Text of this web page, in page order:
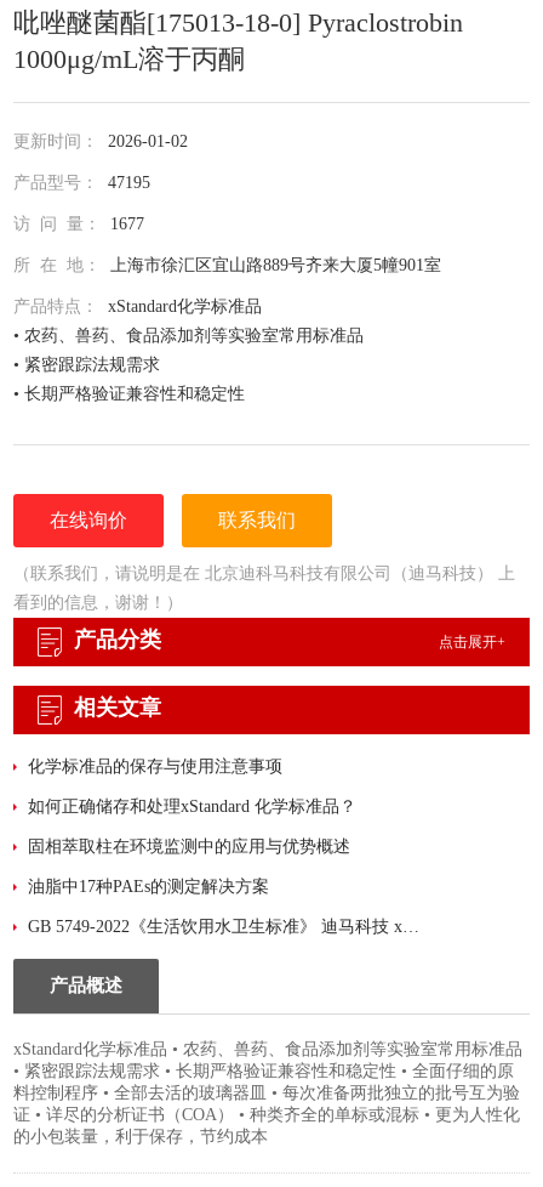
吡唑醚菌酯[175013-18-0] Pyraclostrobin
1000μg/mL溶于丙酮
更新时间：2026-01-02
产品型号：47195
访 问 量： 1677
所 在 地：上海市徐汇区宜山路889号齐来大厦5幢901室
产品特点：xStandard化学标准品
• 农药、兽药、食品添加剂等实验室常用标准品
• 紧密跟踪法规需求
• 长期严格验证兼容性和稳定性
• 详尽的分析证书（COA）
• 更为人性化的小包装量，利于保存，节约成本
在线询价 联系我们
（联系我们，请说明是在 北京迪科马科技有限公司（迪马科技） 上
看到的信息，谢谢！）
产品分类 点击展开+
相关文章
化学标准品的保存与使用注意事项
如何正确储存和处理xStandard 化学标准品？
固相萃取柱在环境监测中的应用与优势概述
油脂中17种PAEs的测定解决方案
GB 5749-2022《生活饮用水卫生标准》 迪马科技 xStandard 标准品大汇总！
产品概述
xStandard化学标准品 • 农药、兽药、食品添加剂等实验室常用标准品
• 紧密跟踪法规需求 • 长期严格验证兼容性和稳定性 • 全面仔细的原
料控制程序 • 全部去活的玻璃器皿 • 每次准备两批独立的批号互为验
证 • 详尽的分析证书（COA） • 种类齐全的单标或混标 • 更为人性化
的小包装量，利于保存，节约成本